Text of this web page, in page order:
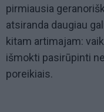
pirmiausia
atsiranda daugiau
kitam artimajam:
išmokti pasirūpinti
poreikiais.